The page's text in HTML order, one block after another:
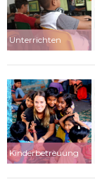
Unterrichten
Kinderbetreuung